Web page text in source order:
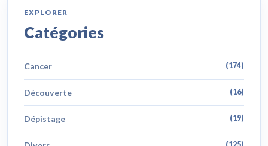
EXPLORER
Catégories
Cancer (174)
Découverte (16)
Dépistage (19)